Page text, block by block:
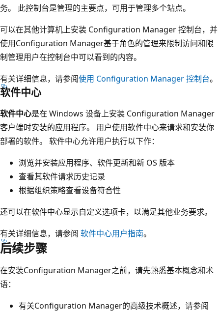
务。 此控制台是管理的主要点，可用于管理多个站点。
可以在其他计算机上安装 Configuration Manager 控制台，并
使用Configuration Manager基于角色的管理来限制访问和限
制管理用户在控制台中可以看到的内容。
有关详细信息，请参阅使用 Configuration Manager 控制台。
软件中心
软件中心是在 Windows 设备上安装 Configuration Manager
客户端时安装的应用程序。 用户使用软件中心来请求和安装你
部署的软件。 软件中心允许用户执行以下作：
浏览并安装应用程序、软件更新和新 OS 版本
查看其软件请求历史记录
根据组织策略查看设备符合性
还可以在软件中心显示自定义选项卡，以满足其他业务要求。
有关详细信息，请参阅 软件中心用户指南。
后续步骤
在安装Configuration Manager之前，请先熟悉基本概念和术
语：
有关Configuration Manager的高级技术概述，请参阅